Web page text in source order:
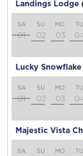
Landings Lodge
SA
01
SU
02
MO
03
TU
Lucky Snowflake
SA
01
SU
02
MO
03
TU
Majestic Vista
SA SU MO TU